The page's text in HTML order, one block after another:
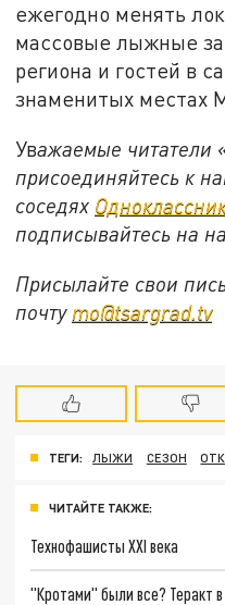
ежегодно менять
массовые лыжные
региона и гостей в
знаменитых местах
Уважаемые читатели
присоединяйтесь к
соседях
подписывайтесь на
Присылайте свои
почту mo@tsargrad.tv
ТЕГИ: ЛЫЖИ СЕЗОН
ЧИТАЙТЕ ТАКЖЕ:
Технофашисты XXI века
"Кротами" были все? Теракт